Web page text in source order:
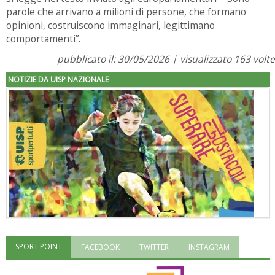
parole che arrivano a milioni di persone, che formano
opinioni, costruiscono immaginari, legittimano
comportamenti”.
pubblicato il: 30/05/2026 | visualizzato 163 volte
NOTIZIE DA UISP NAZIONALE
"Superare gli ostacoli": la relazione di Tiziano Pesce al CN Uisp
SPORT POINT FACEBOOK TWITTER INSTAGRAM